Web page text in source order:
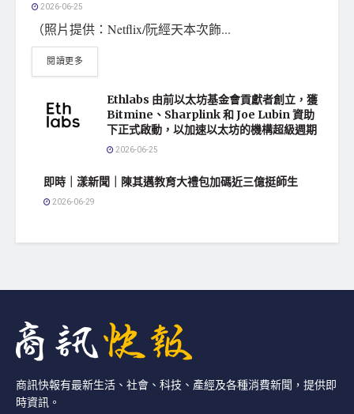
2026-06-25
（照片提供：Netflix/阮經天本次飾...
閱讀更多
Ethlabs 由前以太坊基金會貢獻者創立，獲
Bitmine、Sharplink 和 Joe Lubin 資助
下正式啟動，以加速以太坊的機構超級週期
2026-06-25
即時｜漾新聞｜陳其邁教育大禮包加碼近三億挺師生
2026-06-29
商訊快報有最新生活、社會、科技、產經及各種消費新聞，提供即
時資訊。